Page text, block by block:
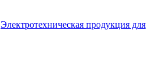
Электротехническая продукция для